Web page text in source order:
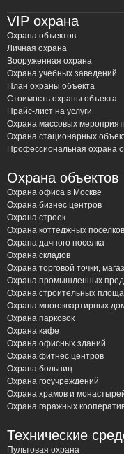
Оперативный
ваше время и
специалистов в
проведения
работ.
Знание
особенности
объектов и
Щёлково при
опыт установки
предприятиях, в
комплексах,
других объектах
Широкий выбор
монтаж СКУД на
под ваши задачи
домофонных
систем контроля
Гарантия и
предоставляем
работы и
обслуживание
Щёлково. Это
вашей системы
Конкурентные
VIP охрана
Охрана объектов
Личная охрана
Вооруженная охрана
Охрана учебных заведений
План охраны объекта
Стоимость охраны объекта
Прайс-лист на услуги
Охрана массовых
Охрана стационарных
Профессиональная охрана
Охрана объектов
Охрана офиса в Москве
Охрана бизнес центров
Охрана строек
Охрана коттеджных
Охрана дачного поселка
Охрана складов
Охрана торговой точки,
Охрана промышленных
Охрана строительных
Охрана многоквартирных
Охрана парковок
Охрана кафе
Охрана офисных зданий
Охрана фитнес центров
Охрана больниц
Охрана госучреждений
Охрана храмов и
Охрана гаражных
Технические
Пультовая охрана